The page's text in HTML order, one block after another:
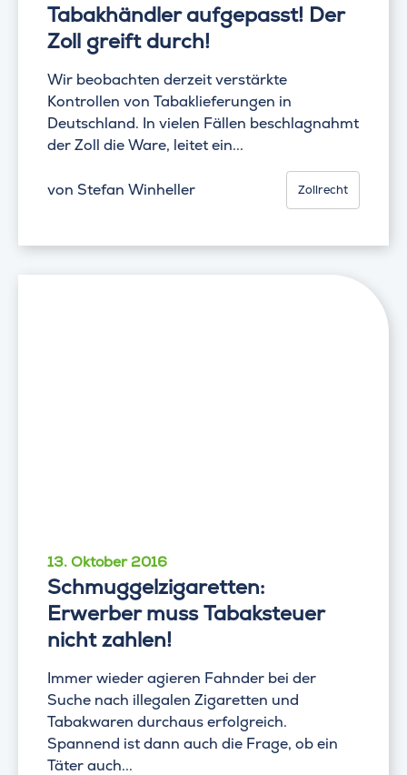
Tabakhändler aufgepasst! Der
Zoll greift durch!
Wir beobachten derzeit verstärkte
Kontrollen von Tabaklieferungen in
Deutschland. In vielen Fällen beschlagnahmt
der Zoll die Ware, leitet ein...
von Stefan Winheller Zollrecht
13. Oktober 2016
Schmuggelzigaretten:
Erwerber muss Tabaksteuer
nicht zahlen!
Immer wieder agieren Fahnder bei der
Suche nach illegalen Zigaretten und
Tabakwaren durchaus erfolgreich.
Spannend ist dann auch die Frage, ob ein
Täter auch...